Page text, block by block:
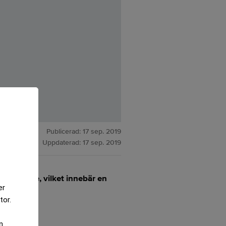
Publicerad: 17 sep. 2019
Uppdaterad: 17 sep. 2019
vilket innebär en